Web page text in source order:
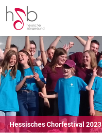
Hessisches Chorfestival 2023